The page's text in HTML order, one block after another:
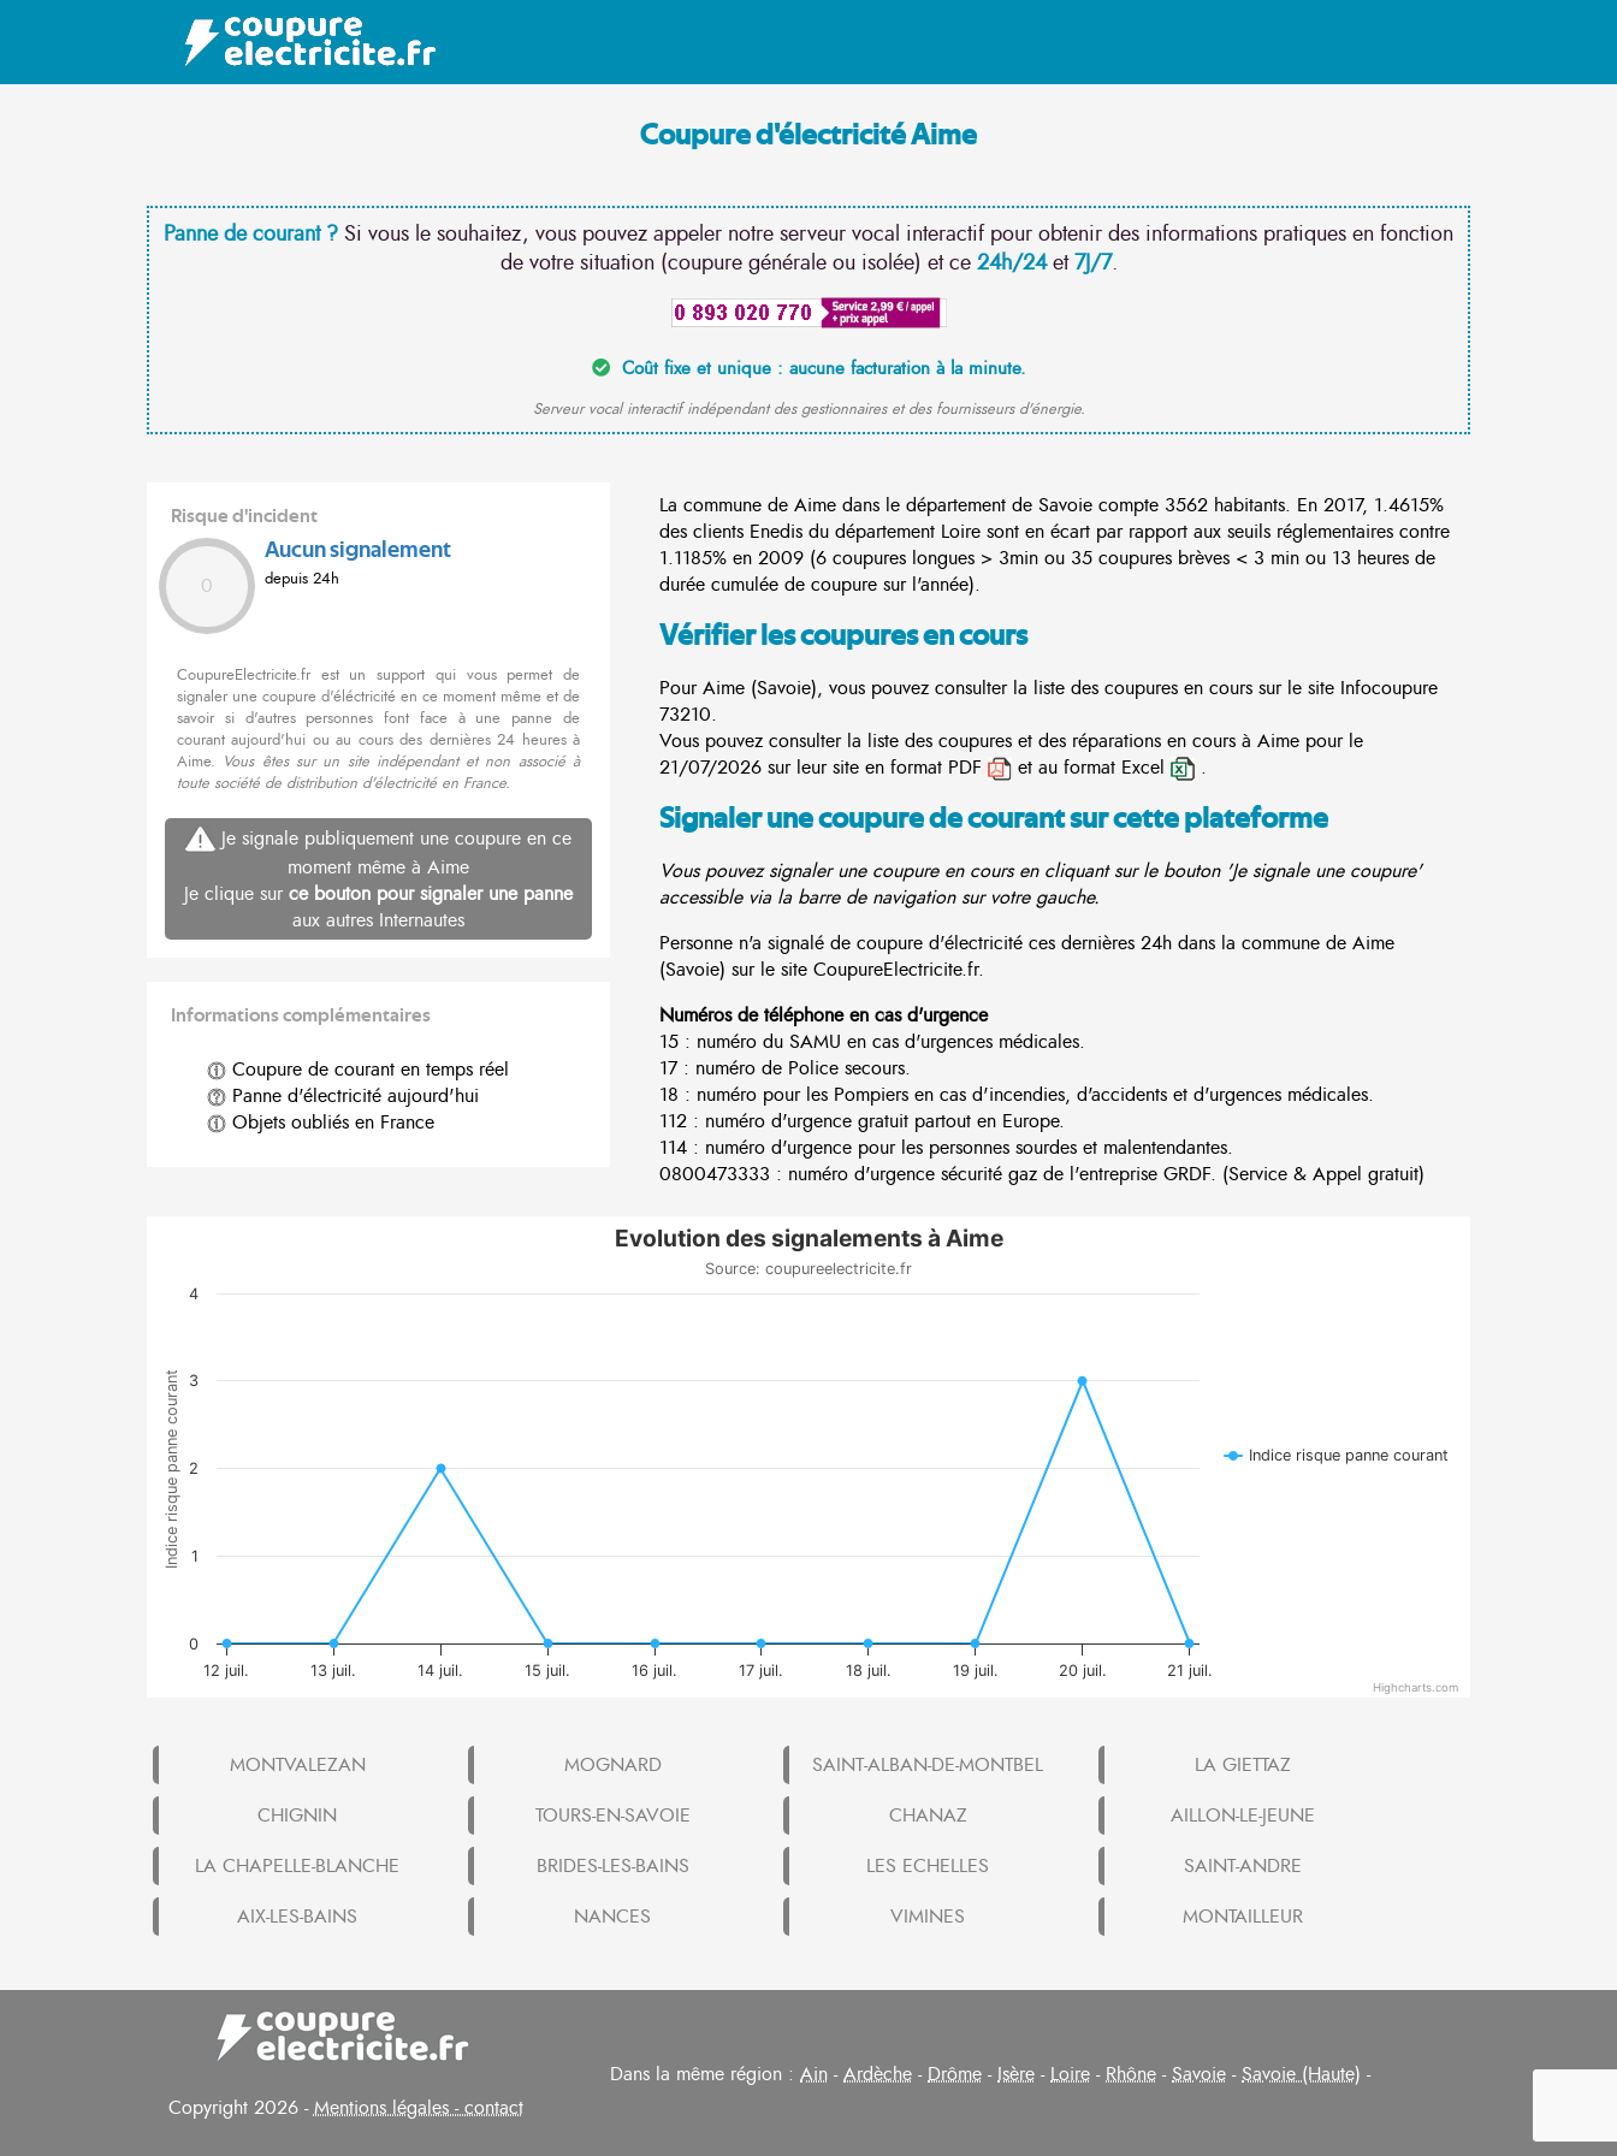
Coupure d'électricité Aime
Panne de courant ? Si vous le souhaitez, vous pouvez appeler notre serveur vocal interactif pour obtenir des informations pratiques en fonction
de votre situation (coupure générale ou isolée) et ce 24h/24et7J/7.
Coût fixe et unique : aucune facturation à la minute.
Serveur vocal interactif indépendant des gestionnaires et des fournisseurs d'énergie.
Risque d'incident
0
Aucun signalement
depuis 24h
CoupureElectricite.fr est un support qui vous permet de
signaler une coupure d'éléctricité en ce moment même et de
savoir si d'autres personnes font face à une panne de
courant aujourd'hui ou au cours des dernières 24 heures à
Aime. Vous êtes sur un site indépendant et non associé à
toute société de distribution d'électricité en France.
Je signale publiquement une coupure en ce
moment même à Aime
Je clique sur ce bouton pour signaler une panne
aux autres Internautes
Informations complémentaires
Coupure de courant en temps réel
Panne d'électricité aujourd'hui
Objets oubliés en France
La commune de Aime dans le département de Savoie compte 3562 habitants. En 2017, 1.4615%
des clients Enedis du département Loire sont en écart par rapport aux seuils réglementaires contre
1.1185% en 2009 (6 coupures longues > 3min ou 35 coupures brèves < 3 min ou 13 heures de
durée cumulée de coupure sur l'année).
Vérifier les coupures en cours
Pour Aime (Savoie), vous pouvez consulter la liste des coupures en cours sur le site Infocoupure
73210.
Vous pouvez consulter la liste des coupures et des réparations en cours à Aime pour le
21/07/2026 sur leur site en format PDF
et au format Excel .
Signaler une coupure de courant sur cette plateforme
Vous pouvez signaler une coupure en cours en cliquant sur le bouton 'Je signale une coupure'
accessible via la barre de navigation sur votre gauche.
Personne n'a signalé de coupure d'électricité ces dernières 24h dans la commune de Aime
(Savoie) sur le site CoupureElectricite.fr.
Numéros de téléphone en cas d'urgence
15 : numéro du SAMU en cas d'urgences médicales.
17 : numéro de Police secours.
18 : numéro pour les Pompiers en cas d'incendies, d'accidents et d'urgences médicales.
112 : numéro d'urgence gratuit partout en Europe.
114 : numéro d'urgence pour les personnes sourdes et malentendantes.
0800473333 : numéro d'urgence sécurité gaz de l'entreprise GRDF. (Service & Appel gratuit)
Indice risque panne courant
Evolution des signalements à Aime
Source: coupureelectricite.fr
Indice risque panne courant
12 juil. 13 juil. 14 juil. 15 juil. 16 juil. 17 juil. 18 juil. 19 juil. 20 juil. 21 juil.
0
1
2
3
4
Highcharts.com
MONTVALEZAN MOGNARD SAINT-ALBAN-DE-MONTBEL
LA GIETTAZ
CHIGNIN
TOURS-EN-SAVOIE CHANAZ
AILLON-LE-JEUNE
LA CHAPELLE-BLANCHE
BRIDES-LES-BAINS LES ECHELLES
SAINT-ANDRE
AIX-LES-BAINS
NANCES VIMINES MONTAILLEUR
Copyright 2026 -Mentions légales - contact
Dans la même région : Ain -Ardèche -Drôme -Isère -Loire -Rhône -Savoie -Savoie (Haute) -